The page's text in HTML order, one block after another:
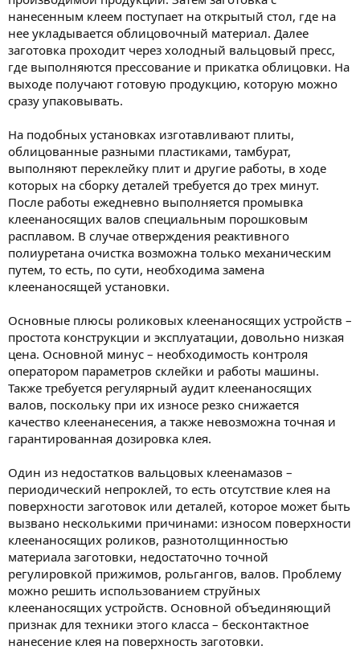
нанесенным клеем поступает на открытый стол, где на
нее укладывается облицовочный материал. Далее
заготовка проходит через холодный вальцовый пресс,
где выполняются прессование и прикатка облицовки. На
выходе получают готовую продукцию, которую можно
сразу упаковывать.
На подобных установках изготавливают плиты,
облицованные разными пластиками, тамбурат,
выполняют переклейку плит и другие работы, в ходе
которых на сборку деталей требуется до трех минут.
После работы ежедневно выполняется промывка
клеенаносящих валов специальным порошковым
расплавом. В случае отверждения реактивного
полиуретана очистка возможна только механическим
путем, то есть, по сути, необходима замена
клеенаносящей установки.
Основные плюсы роликовых клеенаносящих устройств –
простота конструкции и эксплуатации, довольно низкая
цена. Основной минус – необходимость контроля
оператором параметров склейки и работы машины.
Также требуется регулярный аудит клеенаносящих
валов, поскольку при их износе резко снижается
качество клеенанесения, а также невозможна точная и
гарантированная дозировка клея.
Один из недостатков вальцовых клеенамазов –
периодический непроклей, то есть отсутствие клея на
поверхности заготовок или деталей, которое может быть
вызвано несколькими причинами: износом поверхности
клеенаносящих роликов, разнотолщинностью
материала заготовки, недостаточно точной
регулировкой прижимов, рольгангов, валов. Проблему
можно решить использованием струйных
клеенаносящих устройств. Основной объединяющий
признак для техники этого класса – бесконтактное
нанесение клея на поверхность заготовки.